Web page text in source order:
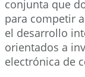
conjunta que
para competir
el desarrollo
orientados a
electrónica de